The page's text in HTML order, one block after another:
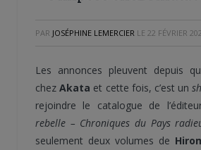
PAR JOSÉPHINE LEMERCIER LE 22 FÉVRIER
Les annonces pleuvent depuis
chezAkata et cette fois, c’est un
rejoindre le catalogue de
rebelle – Chroniques du Pays
seulement deux volumes de